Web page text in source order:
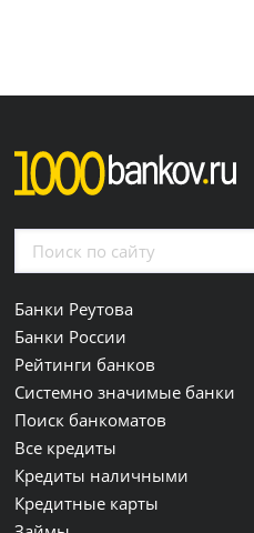
Банки Реутова
Банки России
Рейтинги банков
Системно значимые банки
Поиск банкоматов
Все кредиты
Кредиты наличными
Кредитные карты